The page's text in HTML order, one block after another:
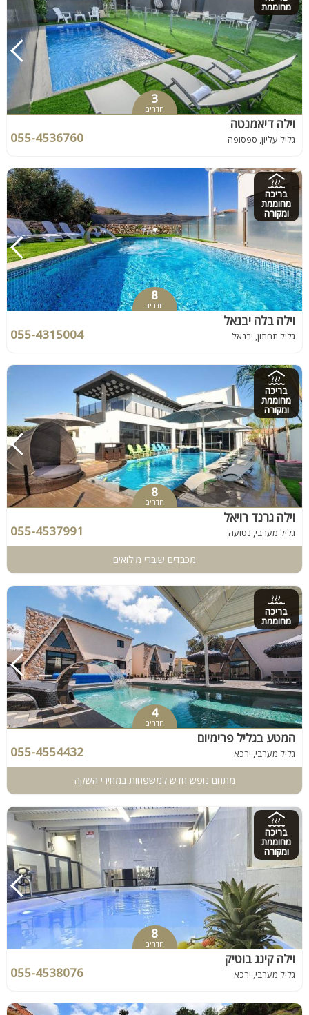
מחוממת
3
חדרים
וילה דיאמנטה
גליל עליון, ספסופה 055-4536760
בריכה
מחוממת
ומקורה
8
חדרים
וילה בלה יבנאל
גליל תחתון, יבנאל 055-4315004
בריכה
מחוממת
ומקורה
8
חדרים
וילה גרנד רויאל
גליל מערבי, נטועה 055-4537991
מכבדים שוברי מילואים
בריכה
מחוממת
4
חדרים
המטע בגליל פרימיום
גליל מערבי, ירכא 055-4554432
מתחם נופש חדש למשפחות במחירי השקה
בריכה
מחוממת
ומקורה
8
חדרים
וילה קינג בוטיק
גליל מערבי, ירכא 055-4538076